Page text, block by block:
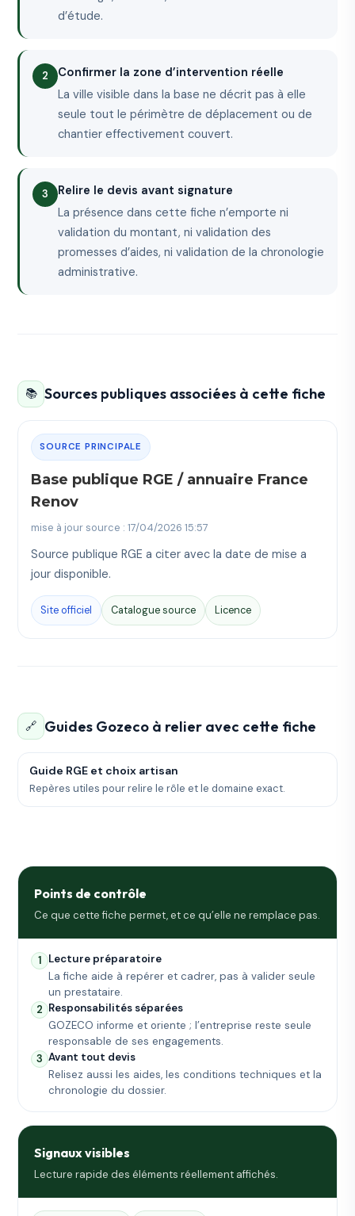
d’étude.
Confirmer la zone d’intervention réelle
La ville visible dans la base ne décrit pas à elle
seule tout le périmètre de déplacement ou de
chantier effectivement couvert.
Relire le devis avant signature
La présence dans cette fiche n’emporte ni
validation du montant, ni validation des
promesses d’aides, ni validation de la chronologie
administrative.
📚 Sources publiques associées à cette fiche
SOURCE PRINCIPALE
Base publique RGE / annuaire France
Renov
mise à jour source : 17/04/2026 15:57
Source publique RGE a citer avec la date de mise a
jour disponible.
Site officiel Catalogue source Licence
🔗 Guides Gozeco à relier avec cette fiche
Guide RGE et choix artisan
Repères utiles pour relire le rôle et le domaine exact.
Points de contrôle
Ce que cette fiche permet, et ce qu’elle ne remplace pas.
1 Lecture préparatoire
La fiche aide à repérer et cadrer, pas à valider seule
un prestataire.
2 Responsabilités séparées
GOZECO informe et oriente ; l’entreprise reste seule
responsable de ses engagements.
3 Avant tout devis
Relisez aussi les aides, les conditions techniques et la
chronologie du dossier.
Signaux visibles
Lecture rapide des éléments réellement affichés.